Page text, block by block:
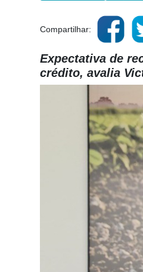
Compartilhar:
Expectativa de
crédito, avalia